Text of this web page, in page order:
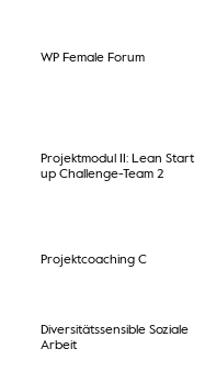
WP Female Forum
Projektmodul II: Lean Start
up Challenge-Team 2
Projektcoaching C
Diversitätssensible Soziale
Arbeit